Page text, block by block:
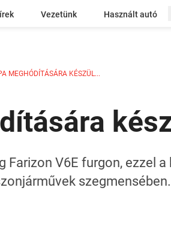
Vezetünk Használt autó
MEGHÓDÍTÁSÁRA KÉSZÜL...
Farizon V6E furgon, ezzel
szegmensében.